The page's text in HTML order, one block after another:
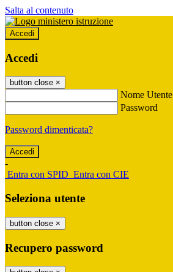
Salta al contenuto
Accedi
Accedi
button close ×
Nome Utente
Password
Password dimenticata?
-
Entra con SPID Entra con CIE
Seleziona utente
button close ×
Recupero password